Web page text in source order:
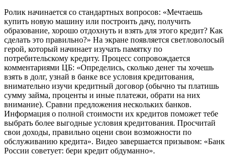
Ролик начинается со стандартных вопросов: «Мечтаешь
купить новую машину или построить дачу, получить
образование, хорошо отдохнуть и взять для этого кредит? Как
сделать это правильно?» На экране появляется светловолосый
герой, который начинает изучать памятку по
потребительскому кредиту. Процесс сопровождается
комментариями ЦБ: «Определись, сколько денег ты хочешь
взять в долг, узнай в банке все условия кредитования,
внимательно изучи кредитный договор (обычно ты платишь
сумму займа, проценты и иные платежи, обрати на них
внимание). Сравни предложения нескольких банков.
Информация о полной стоимости их кредитов поможет тебе
выбрать более выгодные условия кредитования. Просчитай
свои доходы, правильно оцени свои возможности по
обслуживанию кредита». Видео завершается призывом: «Банк
России советует: бери кредит обдуманно».